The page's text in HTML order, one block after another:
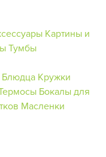
Картины и
Тумбы
Блюдца Кружки
Бокалы для
Масленки